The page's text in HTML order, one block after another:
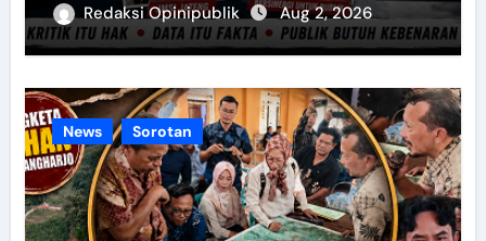
Redaksi Opinipublik Aug 2, 2026
News Sorotan